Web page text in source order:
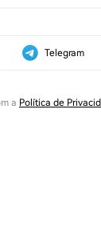
Telegram
a Política de